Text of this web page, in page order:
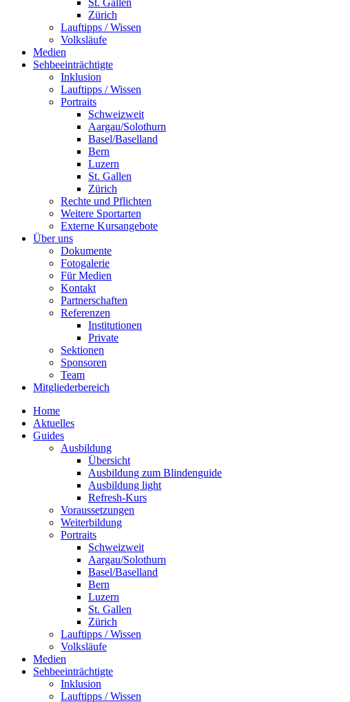
St. Gallen
Zürich
Lauftipps / Wissen
Volksläufe
Medien
Sehbeeinträchtigte
Inklusion
Lauftipps / Wissen
Portraits
Schweizweit
Aargau/Solothurn
Basel/Baselland
Bern
Luzern
St. Gallen
Zürich
Rechte und Pflichten
Weitere Sportarten
Externe Kursangebote
Über uns
Dokumente
Fotogalerie
Für Medien
Kontakt
Partnerschaften
Referenzen
Institutionen
Private
Sektionen
Sponsoren
Team
Mitgliederbereich
Home
Aktuelles
Guides
Ausbildung
Übersicht
Ausbildung zum Blindenguide
Ausbildung light
Refresh-Kurs
Voraussetzungen
Weiterbildung
Portraits
Schweizweit
Aargau/Solothurn
Basel/Baselland
Bern
Luzern
St. Gallen
Zürich
Lauftipps / Wissen
Volksläufe
Medien
Sehbeeinträchtigte
Inklusion
Lauftipps / Wissen